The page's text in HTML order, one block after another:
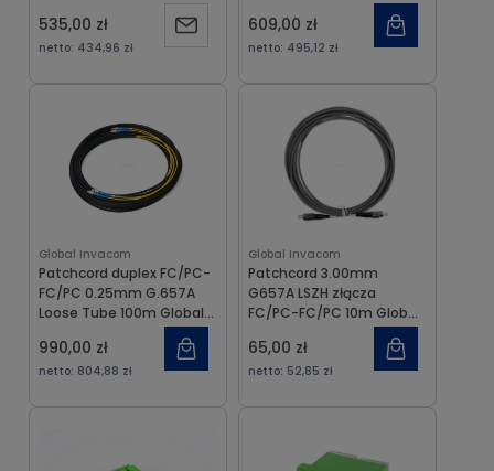
535,00 zł
netto: 434,96 zł
Powiadom609,00 zł
netto: 495,12 zł
Global Invacom
Patchcord duplex FC/PC-
FC/PC 0.25mm G.657A
Loose Tube 100m Global
990,00 zł
netto: 804,88 zł
Global Invacom
Patchcord 3.00mm
G657A LSZH złącza
FC/PC-FC/PC 10m Global
65,00 zł
netto: 52,85 zł